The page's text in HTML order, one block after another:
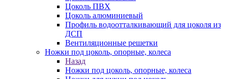
Цоколь ПВХ
Цоколь алюминиевый
Профиль водоотталкивающий для цоколя из
ДСП
Вентиляционные решетки
Ножки под цоколь, опорные, колеса
Назад
Ножки под цоколь, опорные, колеса